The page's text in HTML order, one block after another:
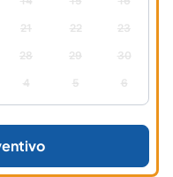
21 22 23
28 29 30
4 5 6